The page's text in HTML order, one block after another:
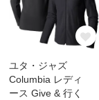
ユタ・ジャズ
Columbia レディ
ース Give & 行く